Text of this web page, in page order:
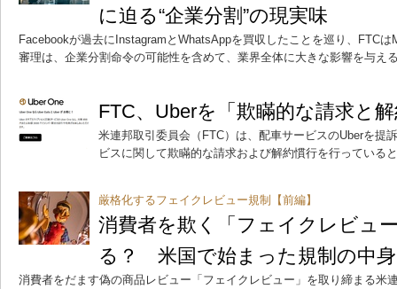
に迫る“企業分割”の現実味
Facebookが過去にInstagramとWhatsAppを買収したことを巡り、FTC
審理は、企業分割命令の可能性を含めて、業界全体に大きな影響を与え
FTC、Uberを「欺瞞的な請求と
米連邦取引委員会（FTC）は、配車サービスのUberを提
ビスに関して欺瞞的な請求および解約慣行を行っている
厳格化するフェイクレビュー規制【前編】
消費者を欺く「フェイクレビュ
る？ 米国で始まった規制の中身
消費者をだます偽の商品レビュー「フェイクレビュー」を取り締まる米